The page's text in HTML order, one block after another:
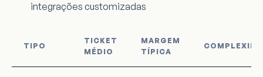
integrações customizadas
TIPO
TICKET
MÉDIO
MARGEM
TÍPICA